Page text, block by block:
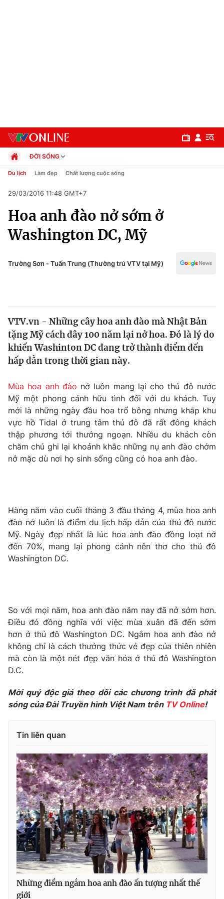
Chuyên mục
Chính trị
Thế giới
Tin tức
Thế giới đó đây
Câu chuyện quốc tế
Tài chính
Thị trường
Góc doanh nghiệp
Dữ liệu và đời sống
Truyền hình
Phim VTV
Khán giả
Giải sao mai
Giải trí
Sao
Du lịch
Làm đẹp
Chất lượng cuộc sống
Giáo dục
Tuyển sinh
Học trực tuyến
Công nghệ
Thị trường
Tư vấn
Lịch phát sóng
Chuyên mục khác
Emagazine Podcast
Photo Infographic
VTV Sức khoẻ Bất động sản
Thị trường 24h Tấm lòng Việt
VTV4 Vươn mình bằng AI
VTV9 VTV8
Liên hệ tòa soạn
ĐỜI SỐNG
Chính trị
Pháp luật
Kinh tế
Thể thao
Truyền hình
Y tế
Du lịch Làm đẹp Chất lượng cuộc sống
29/03/2016 11:48 GMT+7
Hoa anh đào nở sớm ở
Washington DC, Mỹ
Trường Sơn - Tuấn Trung (Thường trú VTV tại Mỹ)
VTV.vn - Những cây hoa anh đào mà Nhật Bản
tặng Mỹ cách đây 100 năm lại nở hoa. Đó là lý do
khiến Washinton DC đang trở thành điểm đến
hấp dẫn trong thời gian này.
Mùa hoa anh đào nở luôn mang lại cho thủ đô nước
Mỹ một phong cảnh hữu tình đối với du khách. Tuy
mới là những ngày đầu hoa trổ bông nhưng khắp khu
vực hồ Tidal ở trung tâm thủ đô đã rất đông khách
thập phương tới thưởng ngoạn. Nhiều du khách còn
chăm chú ghi lại khoảnh khắc những nụ anh đào chớm
nở mặc dù nơi họ sinh sống cũng có hoa anh đào.
Hàng năm vào cuối tháng 3 đầu tháng 4, mùa hoa anh
đào nở luôn là điểm du lịch hấp dẫn của thủ đô nước
Mỹ. Ngày đẹp nhất là lúc hoa anh đào đồng loạt nở
đến 70%, mang lại phong cảnh nên thơ cho thủ đô
Washington DC.
So với mọi năm, hoa anh đào năm nay đã nở sớm hơn.
Điều đó đồng nghĩa với việc mùa xuân đã đến sớm
hơn ở thủ đô Washington DC. Ngắm hoa anh đào nở
không chỉ là cách thưởng thức vẻ đẹp của thiên nhiên
mà còn là một nét đẹp văn hóa ở thủ đô Washington
D.C.
Mời quý độc giả theo dõi các chương trình đã phát
sóng của Đài Truyền hình Việt Nam trên TV Online!
Tin liên quan
Những điểm ngắm hoa anh đào ấn tượng nhất thế
giới